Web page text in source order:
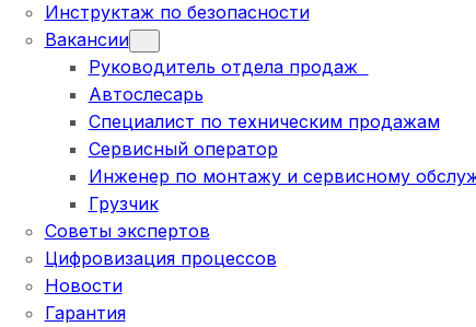
Инструктаж по безопасности
Вакансии
Руководитель отдела продаж
Автослесарь
Специалист по техническим продажам
Сервисный оператор
Инженер по монтажу и сервисному
Грузчик
Советы экспертов
Цифровизация процессов
Новости
Гарантия